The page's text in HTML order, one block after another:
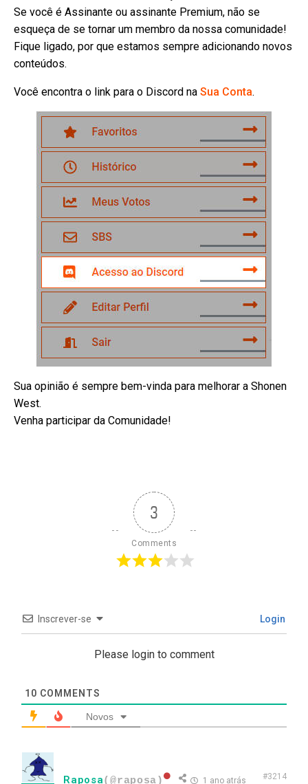
Se você é Assinante ou assinante Premium, não se
esqueça de se tornar um membro da nossa comunidade!
Fique ligado, por que estamos sempre adicionando novos
conteúdos.
Você encontra o link para o Discord na Sua Conta.
Sua opinião é sempre bem-vinda para melhorar a Shonen
West.
Venha participar da Comunidade!
3
Comments
Inscrever-se Login
Please login to comment
10 COMMENTS
Novos
Raposa(@raposa) 1 ano atrás #3214